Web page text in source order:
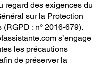
regard des exigences du
sur la Protection
(RGPD : n° 2016-679).
s’engage
les précautions
de préserver la